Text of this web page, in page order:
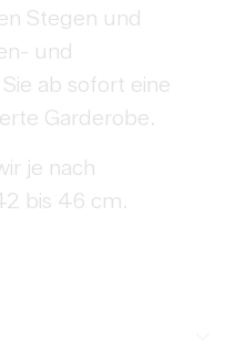
Stegen und
und
ab sofort eine
Garderobe.
je nach
bis 46 cm.